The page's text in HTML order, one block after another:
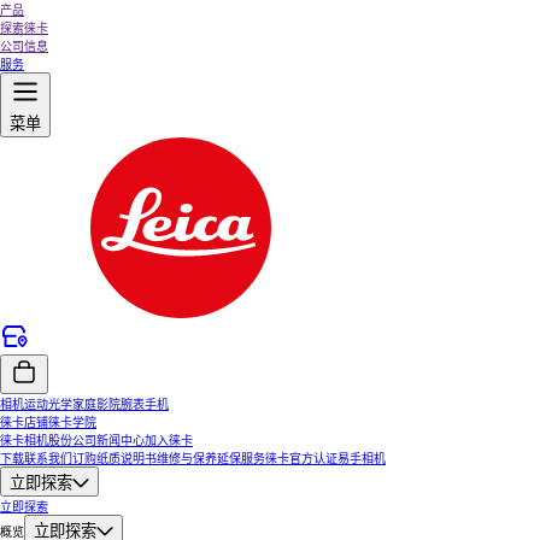
产品
探索徕卡
公司信息
服务
菜单
相机运动光学家庭影院腕表手机
徕卡店铺徕卡学院
徕卡相机股份公司新闻中心加入徕卡
下载联系我们订购纸质说明书维修与保养延保服务徕卡官方认证易手相机
立即探索
立即探索
概览
立即探索